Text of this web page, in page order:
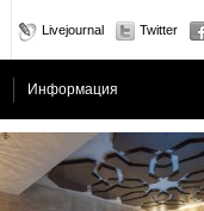
Livejournal Twitter
Информация